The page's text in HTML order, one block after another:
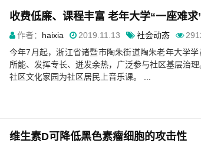
收费低廉、课程丰富 老年大学“一座难求
作者： haixia 2019.11.13 社会动态
今年7月起，浙江省诸暨市陶朱街道陶朱老年大学
所能、发挥专长、迸发余热，广泛参与社区基层治
社区文化家园为社区居民上音乐课。 ...
维生素D可降低黑色素瘤细胞的攻击性